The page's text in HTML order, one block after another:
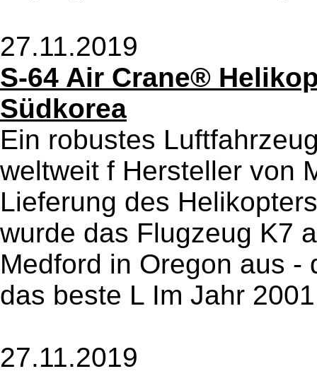
27.11.2019
S-64 Air Crane®
Südkorea
Ein robustes
weltweit f Hersteller von
Lieferung des
wurde das Flugzeug K7
Medford in Oregon aus
das beste L Im Jahr
27.11.2019